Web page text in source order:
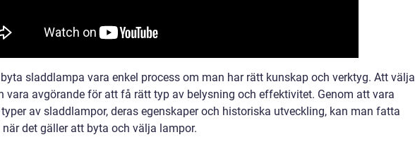
sladdlampa vara enkel process om man har rätt kunskap och verktyg. Att välja
vara avgörande för att få rätt typ av belysning och effektivitet. Genom att vara
av sladdlampor, deras egenskaper och historiska utveckling, kan man fatta
det gäller att byta och välja lampor.